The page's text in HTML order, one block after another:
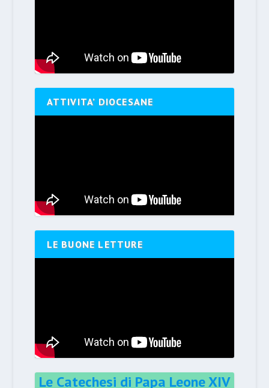
ATTIVITA’ DIOCESANE
LE BUONE LETTURE
Le Catechesi di Papa Leone XIV